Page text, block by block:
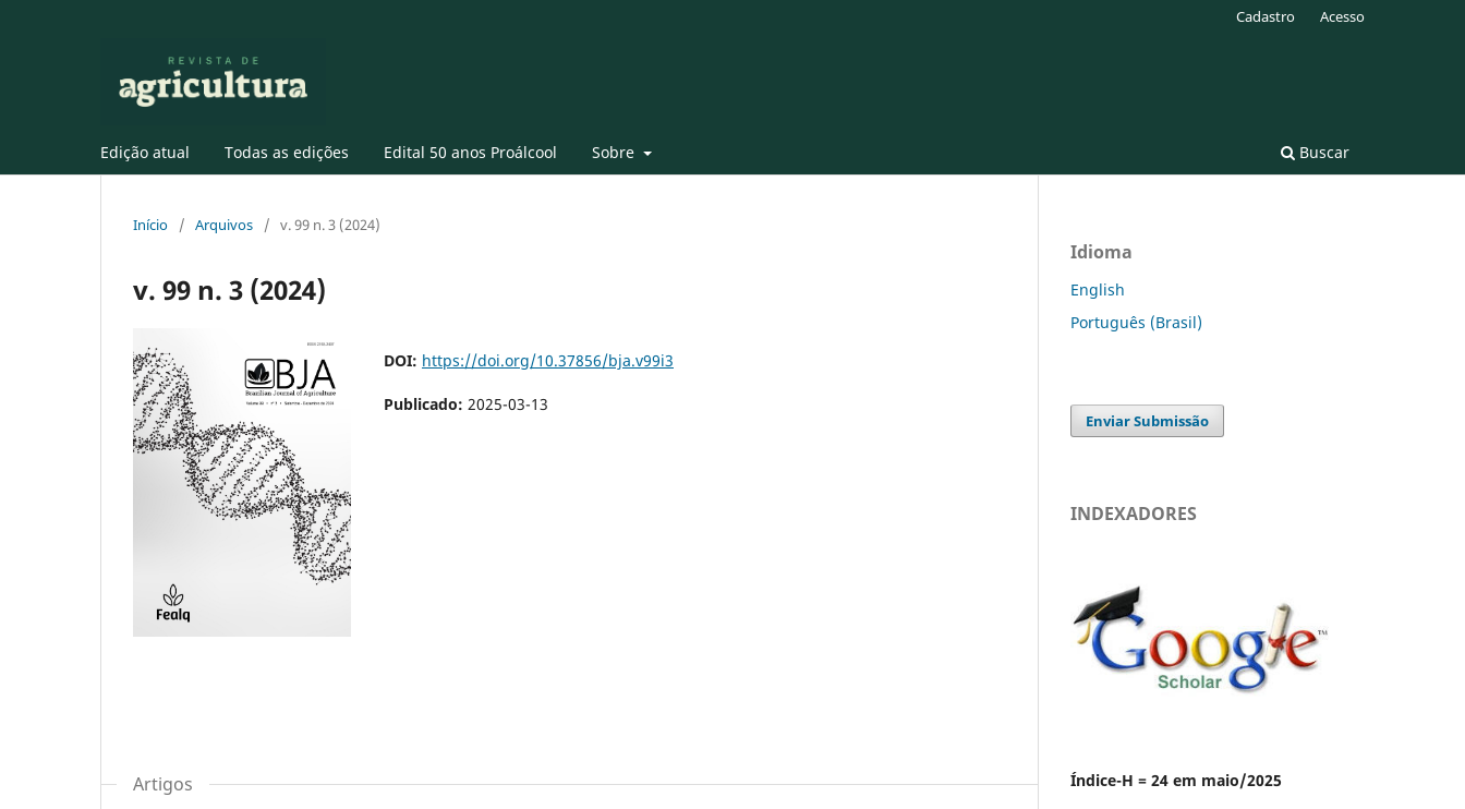
Edição atual Todas as edições Edital 50 anos Proálcool Sobre Buscar
Cadastro Acesso
Início / Arquivos / v. 99 n. 3 (2024)
v. 99 n. 3 (2024)
DOI: https://doi.org/10.37856/bja.v99i3
Publicado: 2025-03-13
Artigos
Idioma
English
Português (Brasil)
Enviar Submissão
INDEXADORES
Índice-H = 24 em maio/2025